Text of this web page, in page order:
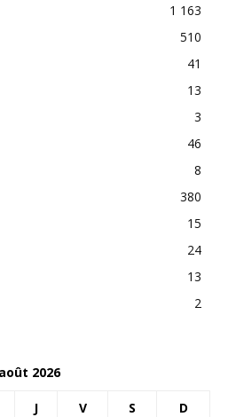
1 163
510
41
13
3
46
8
380
15
24
13
2
août 2026
J V S D